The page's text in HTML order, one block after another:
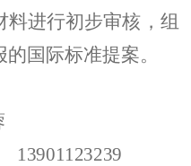
料进行初步审核， 组
的国际标准提案。
13901123239